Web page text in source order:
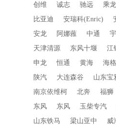
创维
诚志 驰远 乘龙
比亚迪
安瑞科(Enric)
安龙
阿娜蕥 中通
天津清源
东风十堰 江
申龙
恒通 黄海 海格
陕汽
大连森谷 山东宝
南京依维柯
北奔 福狮
东风
东风 玉柴专汽
山东铁马
梁山亚中 威